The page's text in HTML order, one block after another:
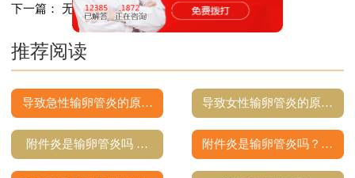
下一篇： 无痛人流的佳时间怎样选择
推荐阅读
导致急性输卵管炎的原… 导致女性输卵管炎的原…
附件炎是输卵管炎吗 … 附件炎是输卵管炎吗？…